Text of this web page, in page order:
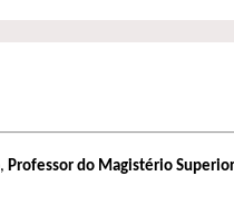
, Professor do Magistério Superior